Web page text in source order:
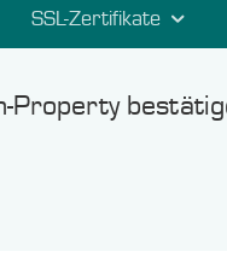
SSL-Zertifikate
Property